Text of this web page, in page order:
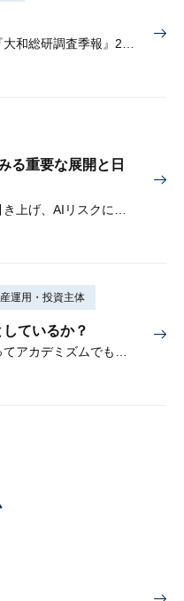
る重要な展開と日
男性の問題への注目、成果目標の引き上げ、AIリスクに対する懸念
運用・投資主体
ているか？